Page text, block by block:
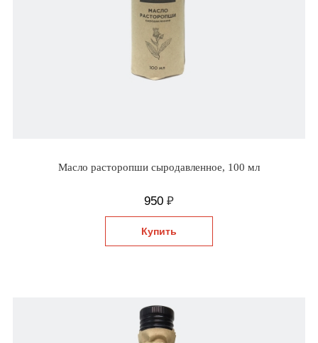
Масло расторопши сыродавленное, 100 мл
950 ₽